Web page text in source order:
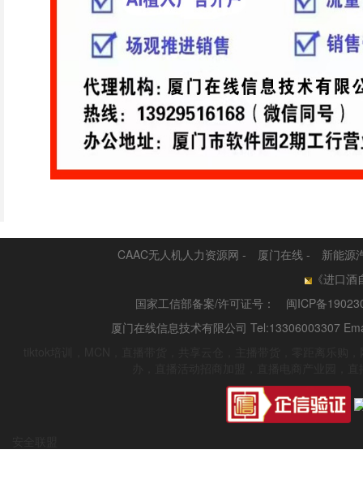
CAAC无人机人力资源网 - 厦门在线 -
新能源
《进口酒
国家工信部备案/许可证号：
闽ICP备
厦门在线信息技术有限公司 Tel:13306003307